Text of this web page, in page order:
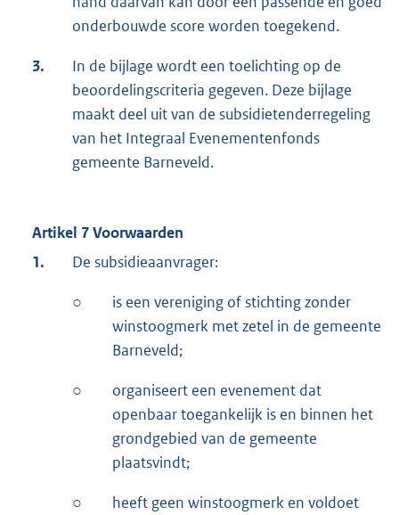
onderbouwde score worden toegekend.
3.
In de bijlage wordt een toelichting op de
beoordelingscriteria gegeven. Deze bijlage
maakt deel uit van de subsidietenderregeling
van het Integraal Evenementenfonds
gemeente Barneveld.
Artikel 7 Voorwaarden
1.
De subsidieaanvrager:
○
is een vereniging of stichting zonder
winstoogmerk met zetel in de gemeente
Barneveld;
○
organiseert een evenement dat
openbaar toegankelijk is en binnen het
grondgebied van de gemeente
plaatsvindt;
○
heeft geen winstoogmerk en voldoet